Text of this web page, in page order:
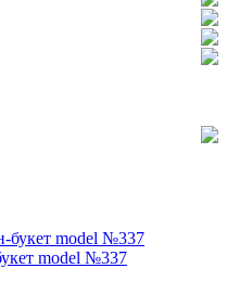
model №337